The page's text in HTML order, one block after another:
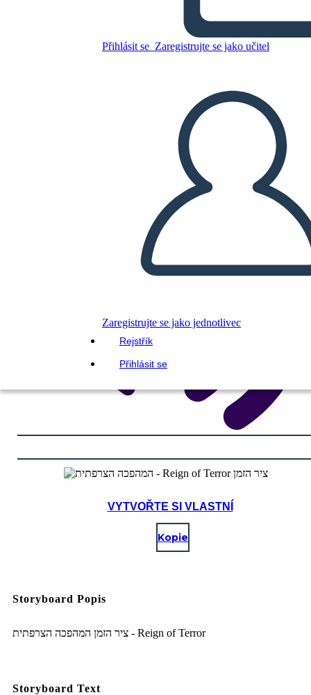
Přihlásit se Zaregistrujte se jako učitel
Zaregistrujte se jako jednotlivec
Rejstřík
Přihlásit se
Terror ציר הזמן
VYTVOŘIT STORYBOARD
PŘEHRÁT PREZENTACI
PŘEČTI MI
VYTVOŘTE SI VLASTNÍ
Kopie
Storyboard Popis
ציר הזמן המהפכה הצרפתית - Reign of Terror
Storyboard Text